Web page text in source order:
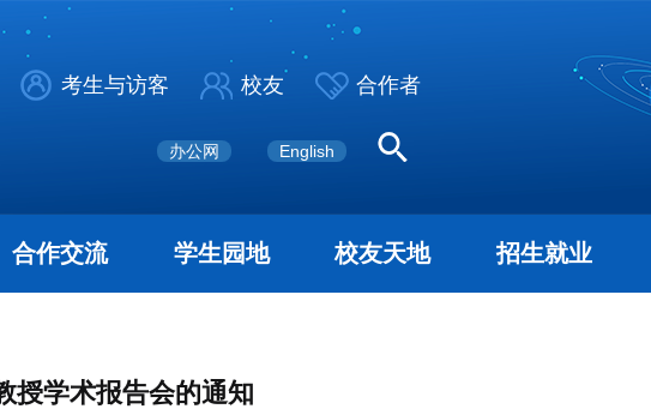
考生与访客 校友 合作者
办公网 English
合作交流 学生园地 校友天地 招生就业
授学术报告会的通知